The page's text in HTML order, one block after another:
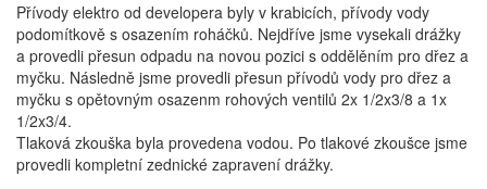
Přívody elektro od developera byly v krabicích, přívody vody
podomítkově s osazením roháčků. Nejdříve jsme vysekali drážky
a provedli přesun odpadu na novou pozici s oddělěním pro dřez a
myčku. Následně jsme provedli přesun přívodů vody pro dřez a
myčku s opětovným osazenm rohových ventilů 2x 1/2x3/8 a 1x
1/2x3/4.
Tlaková zkouška byla provedena vodou. Po tlakové zkoušce jsme
provedli kompletní zednické zapravení drážky.